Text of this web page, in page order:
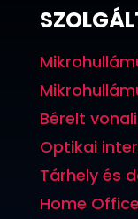
Bérelt
Optikai
Tárhely és
Home